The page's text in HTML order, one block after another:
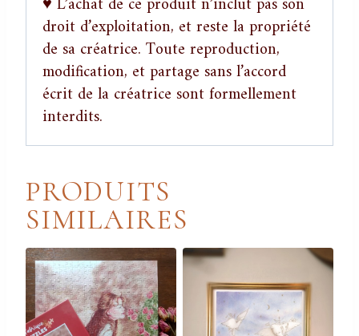
droit d’exploitation, et reste la propriété
de sa créatrice. Toute reproduction,
modification, et partage sans l’accord
écrit de la créatrice sont formellement
interdits.
PRODUITS
SIMILAIRES